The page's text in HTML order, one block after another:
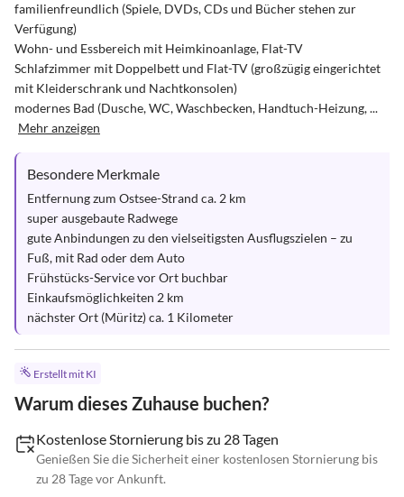
familienfreundlich (Spiele, DVDs, CDs und Bücher stehen zur
Verfügung)
Wohn- und Essbereich mit Heimkinoanlage, Flat-TV
Schlafzimmer mit Doppelbett und Flat-TV (großzügig eingerichtet
mit Kleiderschrank und Nachtkonsolen)
modernes Bad (Dusche, WC, Waschbecken, Handtuch-Heizung, ...
Mehr anzeigen
Besondere Merkmale
Entfernung zum Ostsee-Strand ca. 2 km
super ausgebaute Radwege
gute Anbindungen zu den vielseitigsten Ausflugszielen – zu
Fuß, mit Rad oder dem Auto
Frühstücks-Service vor Ort buchbar
Einkaufsmöglichkeiten 2 km
nächster Ort (Müritz) ca. 1 Kilometer
Erstellt mit KI
Warum dieses Zuhause buchen?
Kostenlose Stornierung bis zu 28 Tagen
Genießen Sie die Sicherheit einer kostenlosen Stornierung bis
zu 28 Tage vor Ankunft.